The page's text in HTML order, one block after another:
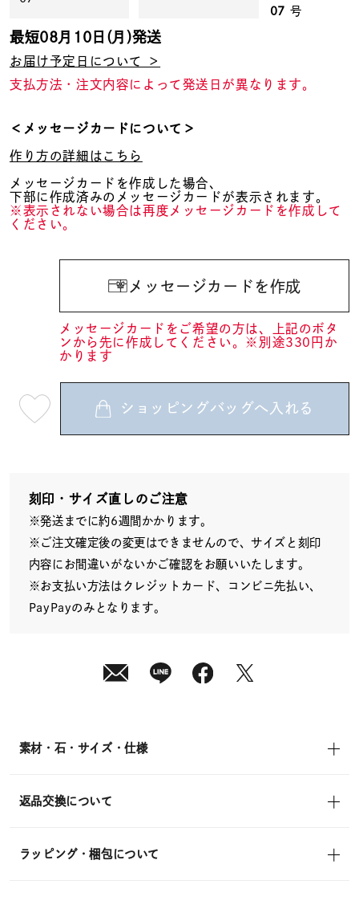
在庫 在庫ありのみ すべて表示
07 号
最短08月10日(月)発送
お届け予定日について ＞
支払方法・注文内容によって発送日が異なります。
＜メッセージカードについて＞
作り方の詳細はこちら
メッセージカードを作成した場合、
下部に作成済みのメッセージカードが表示されます。
※表示されない場合は再度メッセージカードを作成して
ください。
メッセージカードを作成
メッセージカードをご希望の方は、上記のボタ
ンから先に作成してください。※別途330円か
かります
08
送
¥104,500 (tax
in)
ショッピングバッグへ入れる
刻印・サイズ直しのご注意
※発送までに約6週間かかります。
※ご注文確定後の変更はできませんので、サイズと刻印
内容にお間違いがないかご確認をお願いいたします。
※お支払い方法はクレジットカード、コンビニ先払い、
PayPayのみとなります。
素材・石・サイズ・仕様
返品交換について
ラッピング・梱包について